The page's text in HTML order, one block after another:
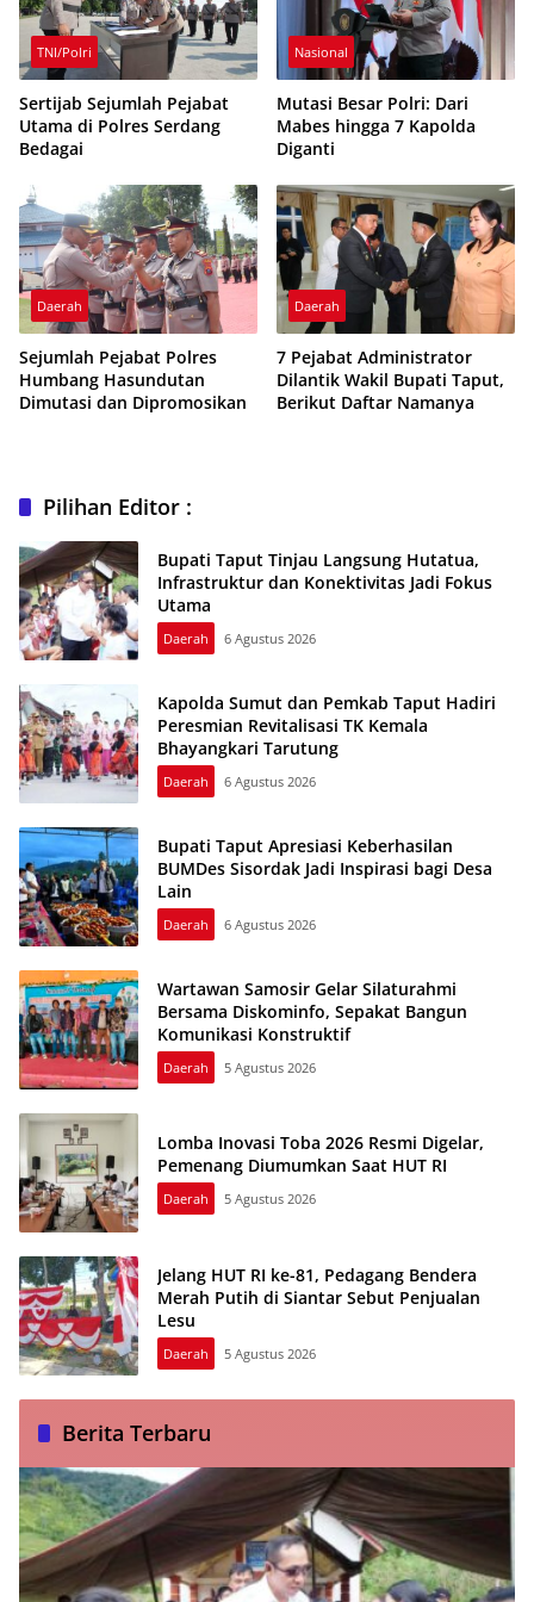
TNI/Polri
Sertijab Sejumlah Pejabat
Utama di Polres Serdang
Bedagai
Nasional
Mutasi Besar Polri: Dari
Mabes hingga 7 Kapolda
Diganti
Daerah
Sejumlah Pejabat Polres
Humbang Hasundutan
Dimutasi dan Dipromosikan
Daerah
7 Pejabat Administrator
Dilantik Wakil Bupati Taput,
Berikut Daftar Namanya
Pilihan Editor :
Bupati Taput Tinjau Langsung Hutatua,
Infrastruktur dan Konektivitas Jadi Fokus
Utama
Daerah 6 Agustus 2026
Kapolda Sumut dan Pemkab Taput Hadiri
Peresmian Revitalisasi TK Kemala
Bhayangkari Tarutung
Daerah 6 Agustus 2026
Bupati Taput Apresiasi Keberhasilan
BUMDes Sisordak Jadi Inspirasi bagi Desa
Lain
Daerah 6 Agustus 2026
Wartawan Samosir Gelar Silaturahmi
Bersama Diskominfo, Sepakat Bangun
Komunikasi Konstruktif
Daerah 5 Agustus 2026
Lomba Inovasi Toba 2026 Resmi Digelar,
Pemenang Diumumkan Saat HUT RI
Daerah 5 Agustus 2026
Jelang HUT RI ke-81, Pedagang Bendera
Merah Putih di Siantar Sebut Penjualan
Lesu
Daerah 5 Agustus 2026
Berita Terbaru